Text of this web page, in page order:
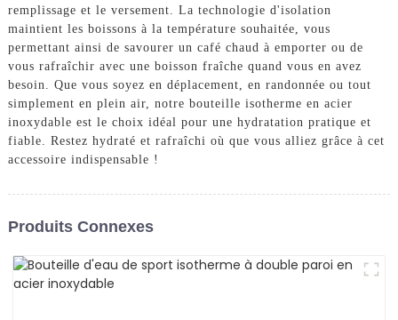
remplissage et le versement. La technologie d'isolation
maintient les boissons à la température souhaitée, vous
permettant ainsi de savourer un café chaud à emporter ou de
vous rafraîchir avec une boisson fraîche quand vous en avez
besoin. Que vous soyez en déplacement, en randonnée ou tout
simplement en plein air, notre bouteille isotherme en acier
inoxydable est le choix idéal pour une hydratation pratique et
fiable. Restez hydraté et rafraîchi où que vous alliez grâce à cet
accessoire indispensable !
Produits Connexes